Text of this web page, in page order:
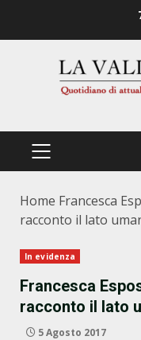
PRIMÄRES
Home Francesca
racconto il lato
In evidenza
Francesca
racconto il lato
5 Agosto 2017